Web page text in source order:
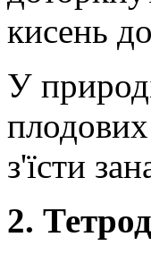
кисень
У
з'їсти
2.